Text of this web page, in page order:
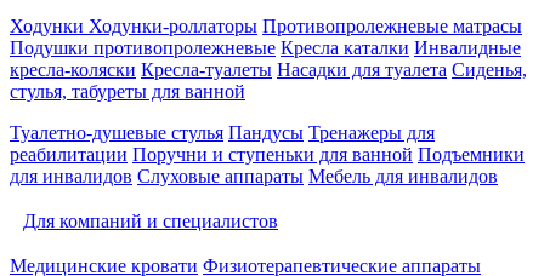
Ходунки Ходунки-роллаторы Противопролежневые матрасы
Подушки противопролежневые Кресла каталки Инвалидные
кресла-коляски Кресла-туалеты Насадки для туалета Сиденья,
стулья, табуреты для ванной
Туалетно-душевые стулья Пандусы Тренажеры для
реабилитации Поручни и ступеньки для ванной Подъемники
для инвалидов Слуховые аппараты Мебель для инвалидов
Для компаний и специалистов
Медицинские кровати Физиотерапевтические аппараты